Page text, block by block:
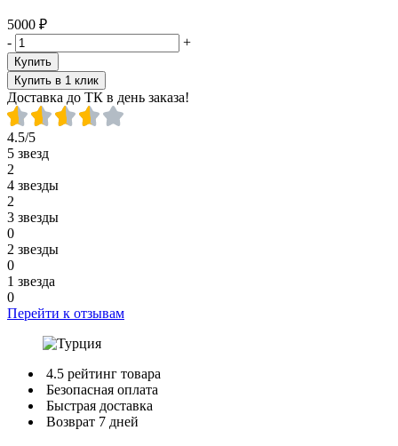
5000 ₽
-
+
Купить
Купить в 1 клик
Доставка до ТК в день заказа!
4.5/5
5 звезд
2
4 звезды
2
3 звезды
0
2 звезды
0
1 звезда
0
Перейти к отзывам
4.5 рейтинг товара
Безопасная оплата
Быстрая доставка
Возврат 7 дней